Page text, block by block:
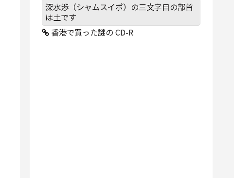
深水渉（シャムスイポ）の三文字目の部首
は土です
香港で買った謎の CD-R